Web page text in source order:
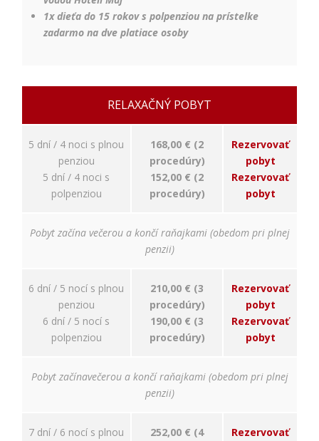
1x dieťa do 15 rokov s polpenziou na prístelke
zadarmo na dve platiace osoby
RELAXAČNÝ POBYT
5 dní / 4 noci s plnou
penziou
5 dní / 4 noci s
polpenziou
168,00 € (2
procedúry)
152,00 € (2
procedúry)
Rezervovať
pobyt
Rezervovať
pobyt
Pobyt začína večerou a končí raňajkami (obedom pri plnej
penzii)
6 dní / 5 nocí s plnou
penziou
6 dní / 5 nocí s
polpenziou
210,00 € (3
procedúry)
190,00 € (3
procedúry)
Rezervovať
pobyt
Rezervovať
pobyt
Pobyt začínavečerou a končí raňajkami (obedom pri plnej
penzii)
7 dní / 6 nocí s plnou
252,00 € (4
Rezervovať
Používateľská
spokojnosť
fungovala čo
cookie
odmietnete,
niektoré
funkcie z
webovej
cookies na
zobrazovanie
relevantnej
reklamy a meranie
kampaní. Tieto
Google. Účel: